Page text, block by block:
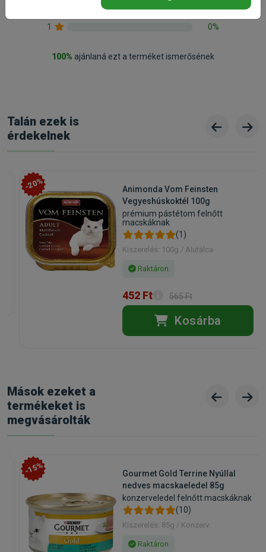
0%
1
0%
100% ajánlaná ezt a terméket ismerősének
Talán ezek is
érdekelnek
-20%
Animonda Vom Feinsten
Vegyeshúskoktél 100g
prémium pástétom felnőtt
macskáknak
(1)
Kiszerelés: 100g / Alutálca
Raktáron
452 Ft 565 Ft
Kosárba
Mások ezeket a
termékeket is
megvásárolták
-15%
Gourmet Gold Terrine Nyúllal
nedves macskaeledel 85g
konzerveledel felnőtt macskáknak
(10)
Kiszerelés: 85g / Konzerv
Raktáron